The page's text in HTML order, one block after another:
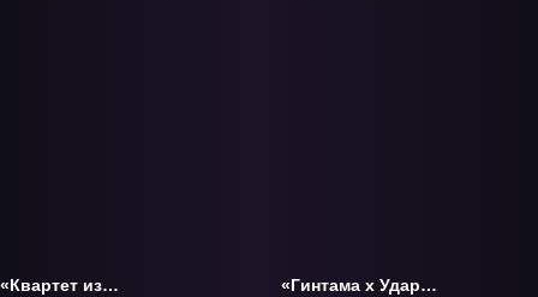
«Квартет из «Гинтама x Удар